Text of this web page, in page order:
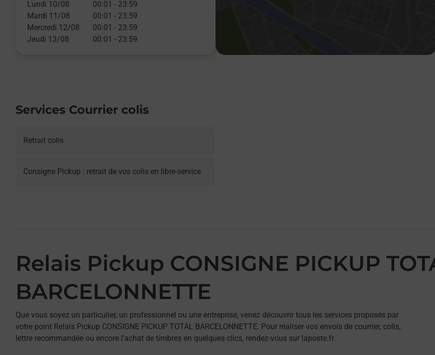
Lundi 10/08
00:01 - 23:59
Mardi 11/08
00:01 - 23:59
Mercredi 12/08
00:01 - 23:59
Jeudi 13/08
00:01 - 23:59
Services Courrier colis
Retrait colis
Consigne Pickup : retrait de vos colis en libre-service
Relais Pickup CONSIGNE PICKUP
BARCELONNETTE
Que vous soyez un particulier, un professionnel ou une entreprise, venez découvrir tous les services proposés par
votre point Relais Pickup CONSIGNE PICKUP TOTAL BARCELONNETTE. Pour réaliser vos envois de courrier, colis,
lettre recommandée ou encore l'achat de timbres en quelques clics, rendez-vous sur laposte.fr.